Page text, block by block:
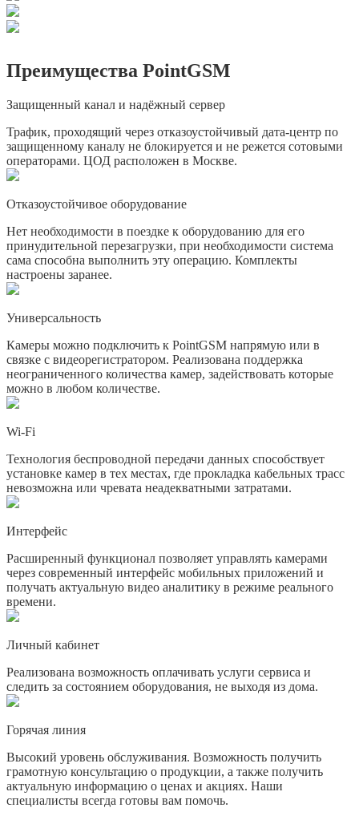
Преимущества PointGSM
Защищенный канал и надёжный сервер
Трафик, проходящий через отказоустойчивый дата-центр по
защищенному каналу не блокируется и не режется сотовыми
операторами. ЦОД расположен в Москве.
Отказоустойчивое оборудование
Нет необходимости в поездке к оборудованию для его
принудительной перезагрузки, при необходимости система
сама способна выполнить эту операцию. Комплекты
настроены заранее.
Универсальность
Камеры можно подключить к PointGSM напрямую или в
связке с видеорегистратором. Реализована поддержка
неограниченного количества камер, задействовать которые
можно в любом количестве.
Wi-Fi
Технология беспроводной передачи данных способствует
установке камер в тех местах, где прокладка кабельных трасс
невозможна или чревата неадекватными затратами.
Интерфейс
Расширенный функционал позволяет управлять камерами
через современный интерфейс мобильных приложений и
получать актуальную видео аналитику в режиме реального
времени.
Личный кабинет
Реализована возможность оплачивать услуги сервиса и
следить за состоянием оборудования, не выходя из дома.
Горячая линия
Высокий уровень обслуживания. Возможность получить
грамотную консультацию о продукции, а также получить
актуальную информацию о ценах и акциях. Наши
специалисты всегда готовы вам помочь.